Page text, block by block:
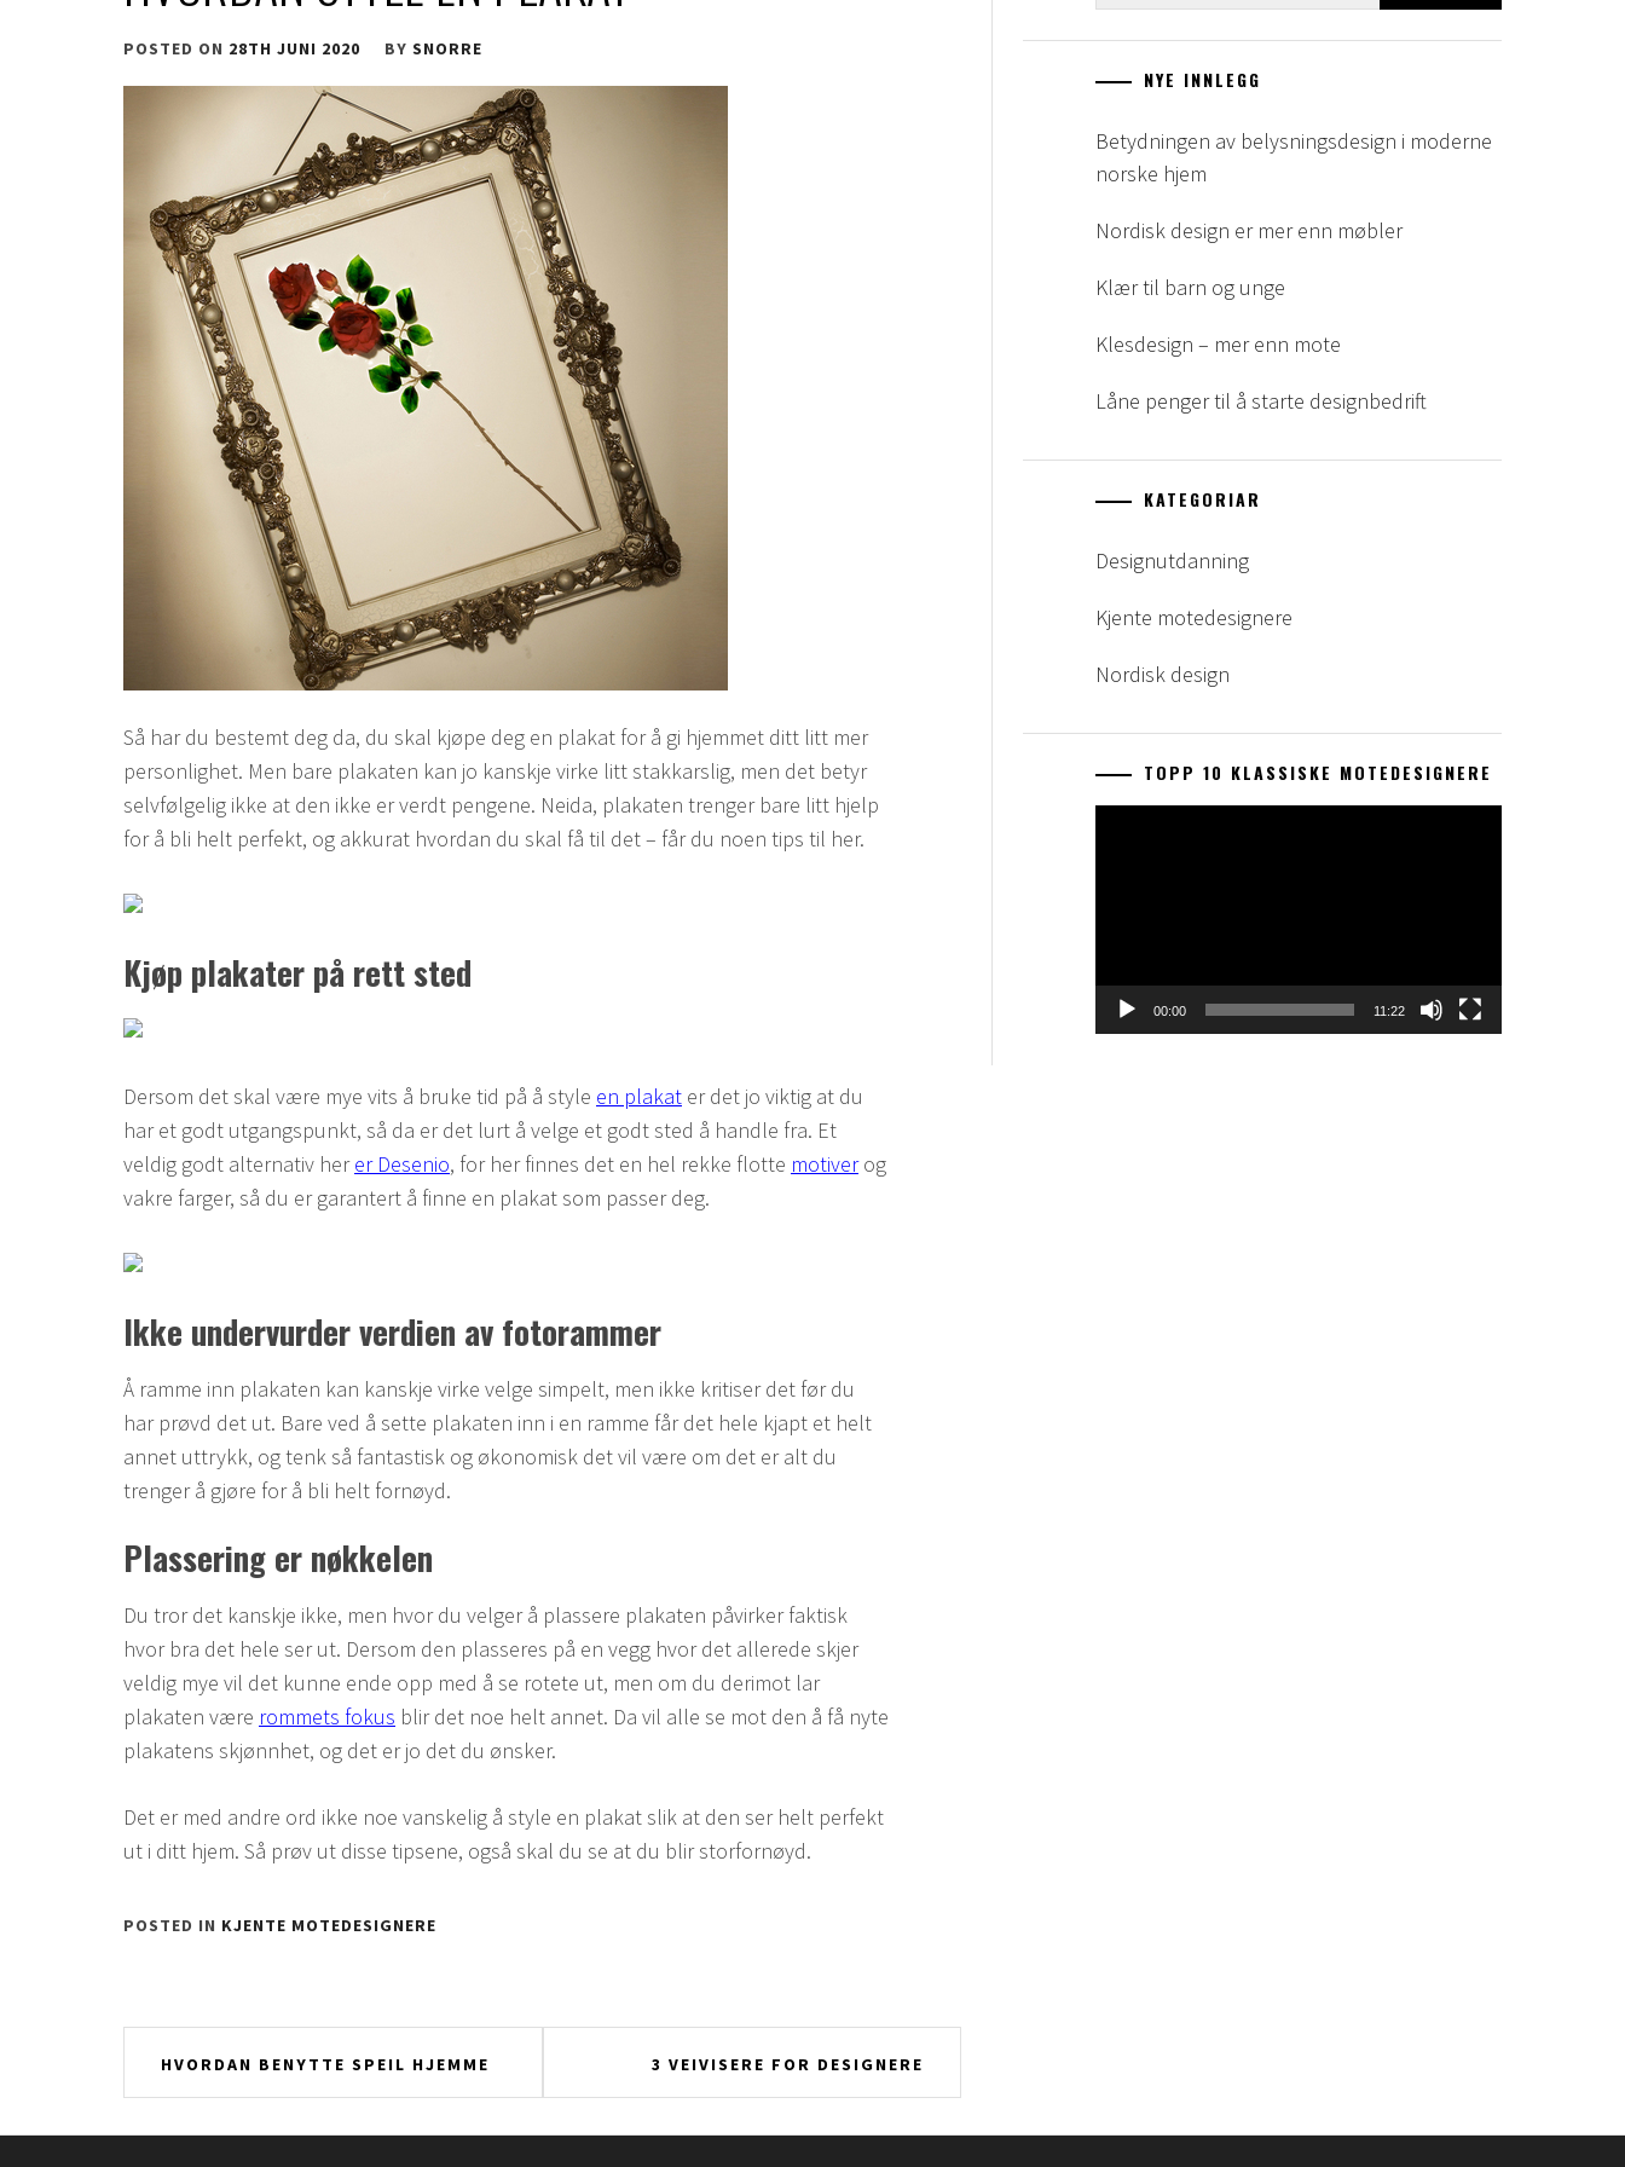
POSTED ON 28TH JUNI 2020 BY SNORRE
Så har du bestemt deg da, du skal kjøpe deg en plakat for å gi hjemmet ditt litt mer
personlighet. Men bare plakaten kan jo kanskje virke litt stakkarslig, men det betyr
selvfølgelig ikke at den ikke er verdt pengene. Neida, plakaten trenger bare litt hjelp
for å bli helt perfekt, og akkurat hvordan du skal få til det – får du noen tips til her.
Kjøp plakater på rett sted
Dersom det skal være mye vits å bruke tid på å style en plakat er det jo viktig at du
har et godt utgangspunkt, så da er det lurt å velge et godt sted å handle fra. Et
veldig godt alternativ herer Desenio, for her finnes det en hel rekke flotte motiverog
vakre farger, så du er garantert å finne en plakat som passer deg.
Ikke undervurder verdien av fotorammer
Å ramme inn plakaten kan kanskje virke velge simpelt, men ikke kritiser det før du
har prøvd det ut. Bare ved å sette plakaten inn i en ramme får det hele kjapt et helt
annet uttrykk, og tenk så fantastisk og økonomisk det vil være om det er alt du
trenger å gjøre for å bli helt fornøyd.
Plassering er nøkkelen
Du tror det kanskje ikke, men hvor du velger å plassere plakaten påvirker faktisk
hvor bra det hele ser ut. Dersom den plasseres på en vegg hvor det allerede skjer
veldig mye vil det kunne ende opp med å se rotete ut, men om du derimot lar
plakaten være rommets fokus blir det noe helt annet. Da vil alle se mot den å få nyte
plakatens skjønnhet, og det er jo det du ønsker.
Det er med andre ord ikke noe vanskelig å style en plakat slik at den ser helt perfekt
ut i ditt hjem. Så prøv ut disse tipsene, også skal du se at du blir storfornøyd.
POSTED IN KJENTE MOTEDESIGNERE
Innleggsnavigering
HVORDAN BENYTTE SPEIL HJEMME 3 VEIVISERE FOR DESIGNERE
NYE INNLEGG
Betydningen av belysningsdesign i moderne
norske hjem
Nordisk design er mer enn møbler
Klær til barn og unge
Klesdesign – mer enn mote
Låne penger til å starte designbedrift
KATEGORIAR
Designutdanning
Kjente motedesignere
Nordisk design
TOPP 10 KLASSISKE MOTEDESIGNERE
00:00 11:22